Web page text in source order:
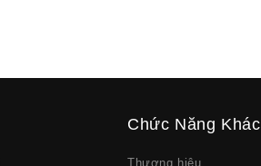
Chức Năng Khác
Thương hiệu